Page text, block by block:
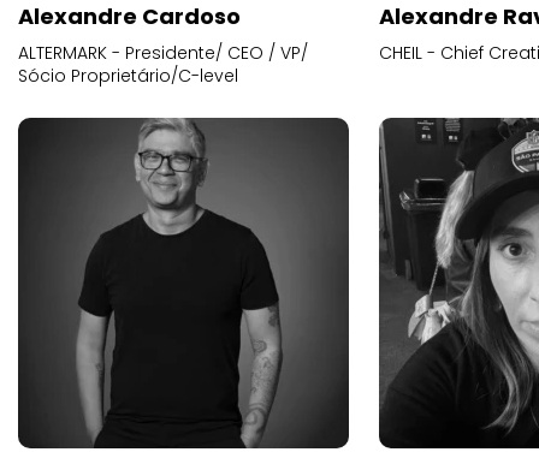
Alexandre Cardoso
ALTERMARK - Presidente/ CEO / VP/
Sócio Proprietário/C-level
Alexandre
CHEIL - Chief